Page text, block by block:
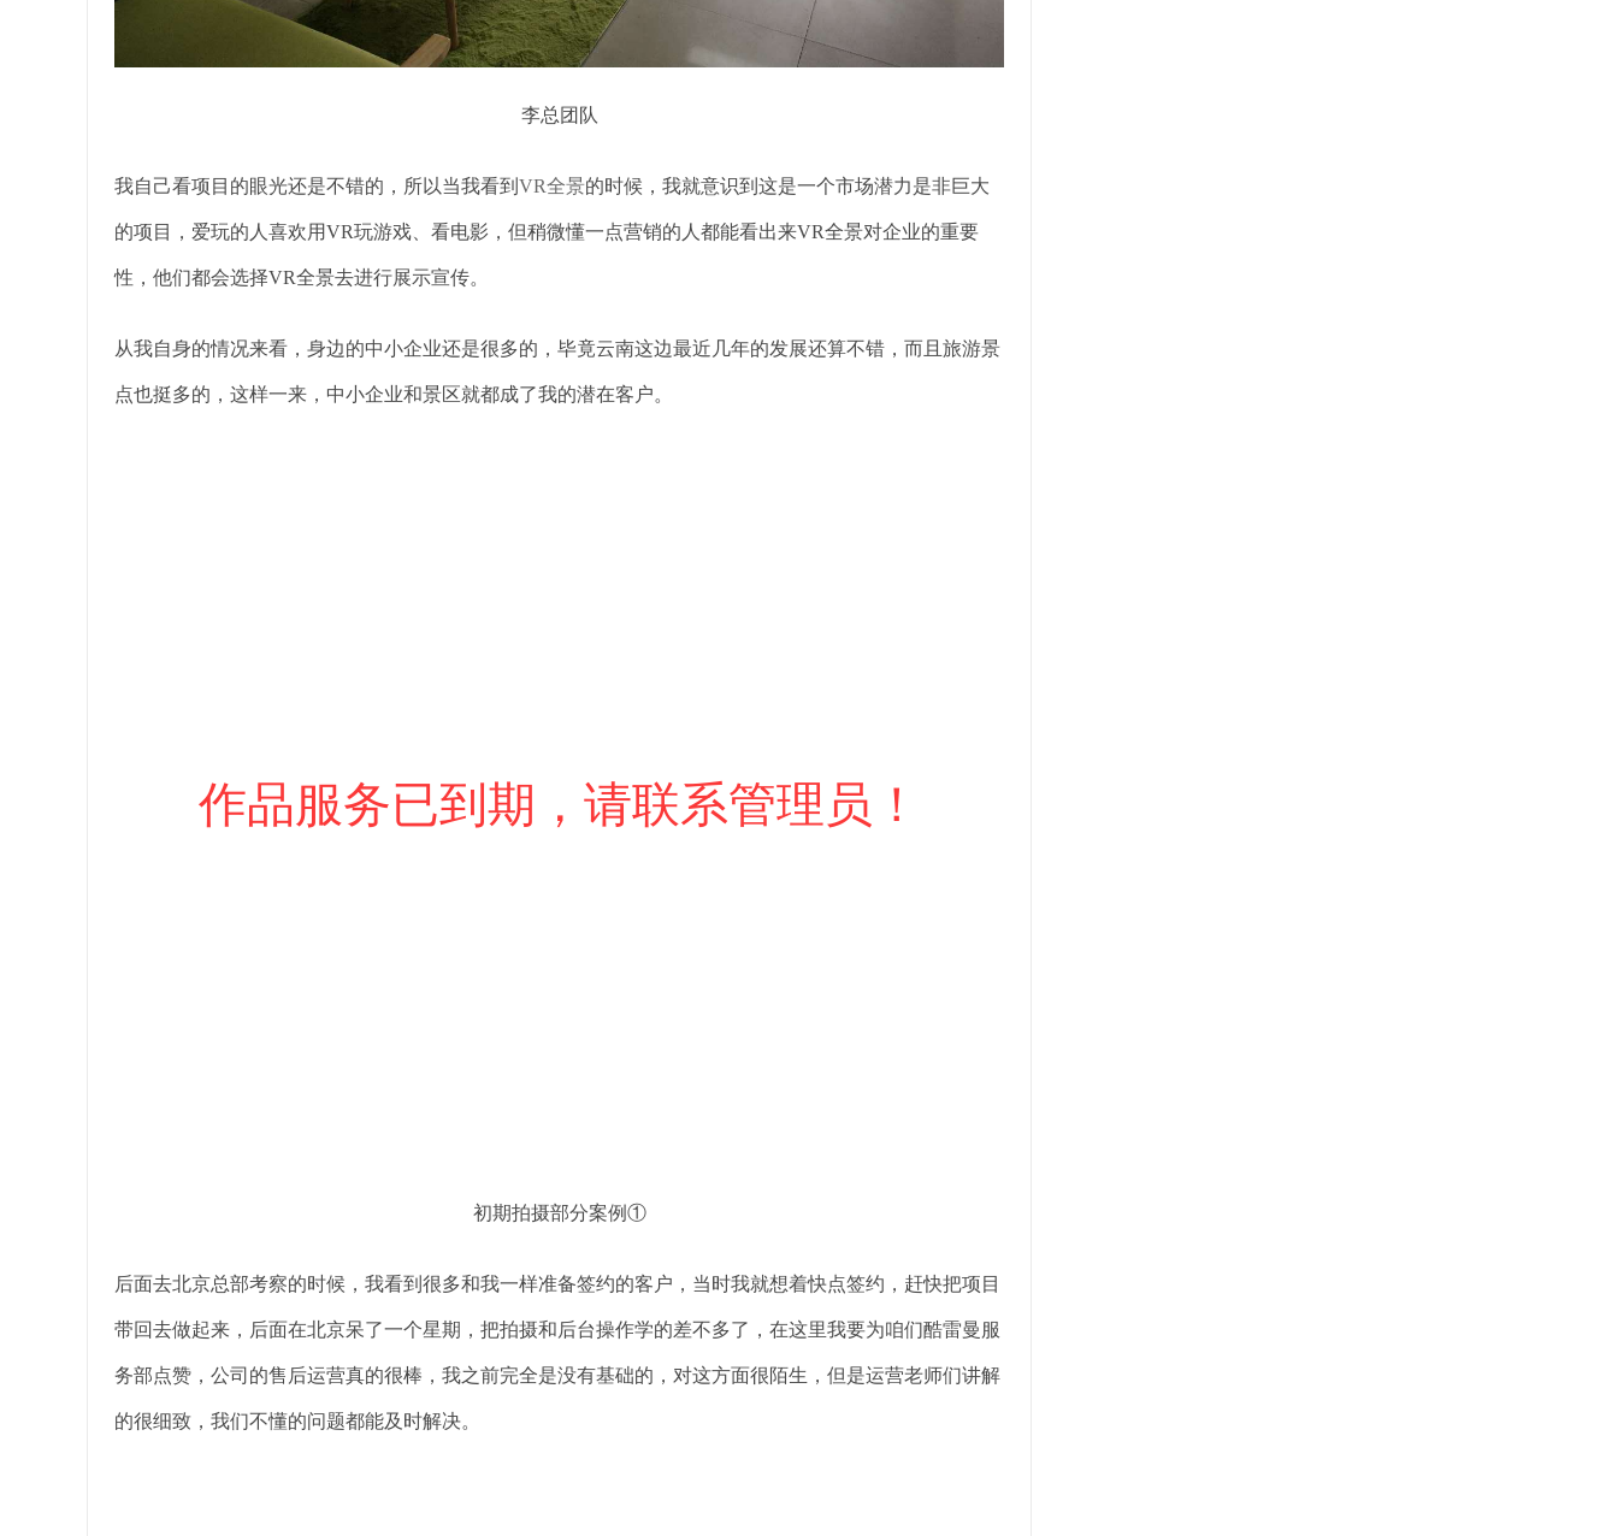
李总团队
我自己看项目的眼光还是不错的，所以当我看到 VR全景的时候，我就意识到这是一个市场潜力是非巨大
的项目，爱玩的人喜欢用VR玩游戏、看电影，但稍微懂一点营销的人都能看出来VR全景对企业的重要
性，他们都会选择VR全景去进行展示宣传。
从我自身的情况来看，身边的中小企业还是很多的，毕竟云南这边最近几年的发展还算不错，而且旅游景
点也挺多的，这样一来，中小企业和景区就都成了我的潜在客户。
初期拍摄部分案例①
后面去北京总部考察的时候，我看到很多和我一样准备签约的客户，当时我就想着快点签约，赶快把项目
带回去做起来，后面在北京呆了一个星期，把拍摄和后台操作学的差不多了，在这里我要为咱们酷雷曼服
务部点赞，公司的售后运营真的很棒，我之前完全是没有基础的，对这方面很陌生，但是运营老师们讲解
的很细致，我们不懂的问题都能及时解决。